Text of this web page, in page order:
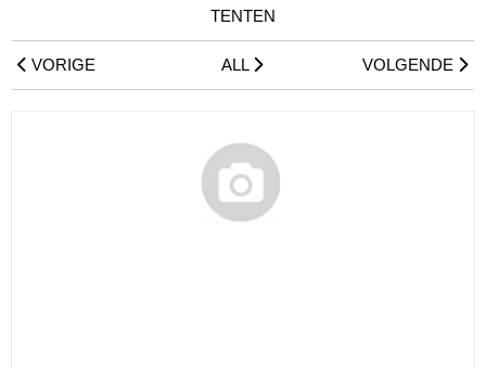
TENTEN
VORIGE ALL VOLGENDE